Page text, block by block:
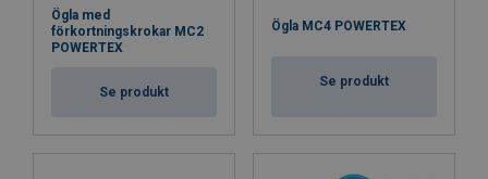
Ögla med
förkortningskrokar MC2
POWERTEX
Se produkt
Ögla MC4 POWERTEX
Se produkt